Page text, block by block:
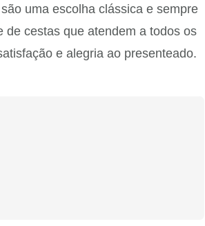
uma escolha clássica e sempre
de cestas que atendem a todos os
e alegria ao presenteado.